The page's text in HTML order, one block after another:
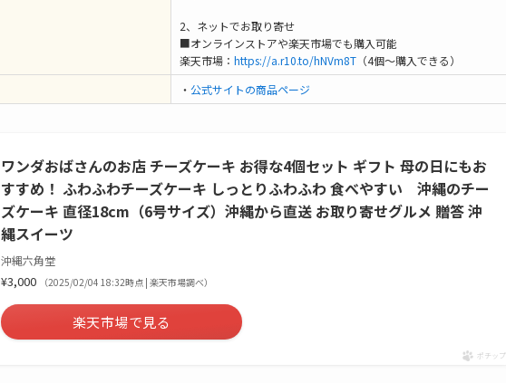
2、ネットでお取り寄せ
■オンラインストアや楽天市場でも購入可能
楽天市場： https://a.r10.to/hNVm8T （4個～購入できる）
・ 公式サイトの商品ページ
ワンダおばさんのお店 チーズケーキ お得な4個セット ギフト 母の日にもお
すすめ！ ふわふわチーズケーキ しっとりふわふわ 食べやすい 沖縄のチー
ズケーキ 直径18cm（6号サイズ）沖縄から直送 お取り寄せグルメ 贈答 沖
縄スイーツ
沖縄六角堂
¥3,000 （2025/02/04 18:32時点 | 楽天市場調べ）
楽天市場で見る
ポチップ